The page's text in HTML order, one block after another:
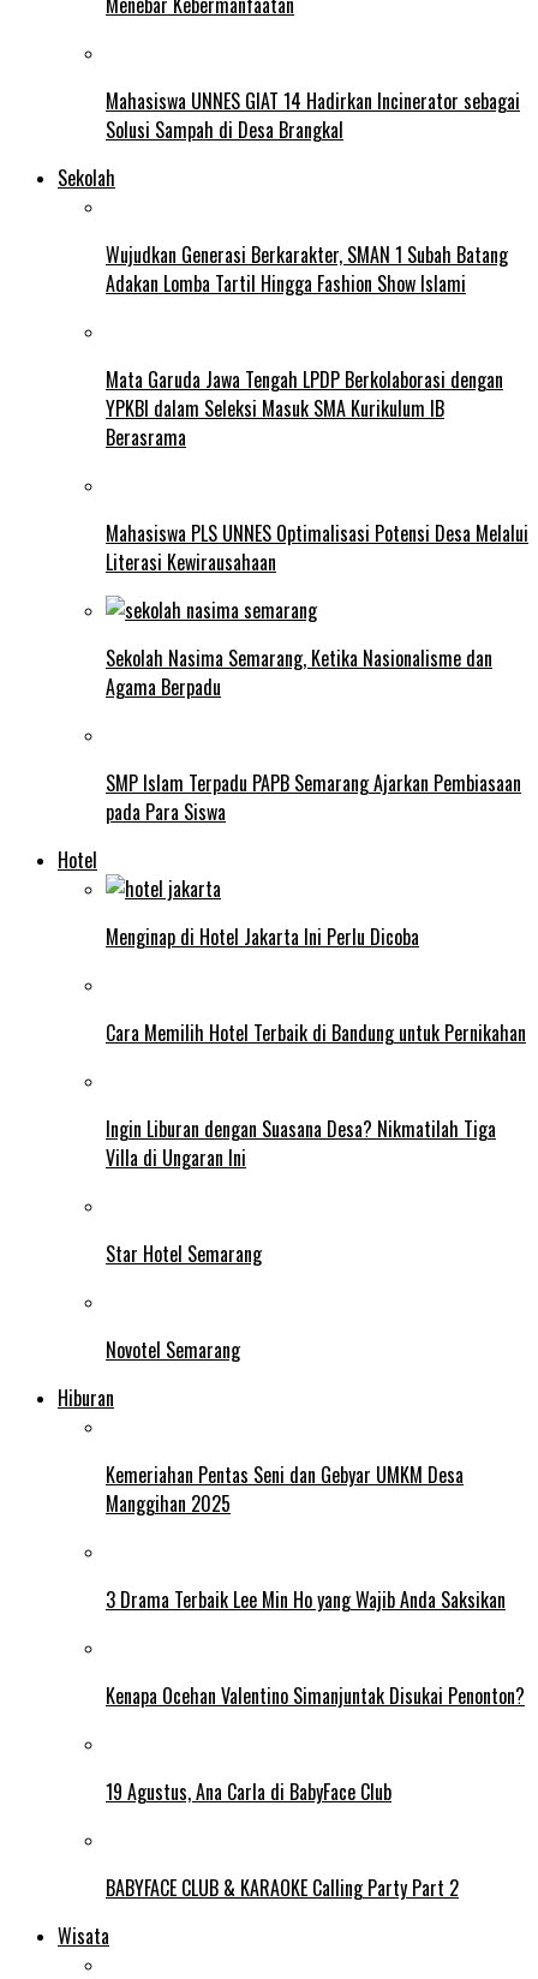
Mahasiswa UNNES GIAT 14 Hadirkan Incinerator sebagai
Solusi Sampah di Desa Brangkal
Sekolah
Wujudkan Generasi Berkarakter, SMAN 1 Subah Batang
Adakan Lomba Tartil Hingga Fashion Show Islami
Mata Garuda Jawa Tengah LPDP Berkolaborasi dengan
YPKBI dalam Seleksi Masuk SMA Kurikulum IB
Berasrama
Mahasiswa PLS UNNES Optimalisasi Potensi Desa Melalui
Literasi Kewirausahaan
Sekolah Nasima Semarang, Ketika Nasionalisme dan
Agama Berpadu
SMP Islam Terpadu PAPB Semarang Ajarkan Pembiasaan
pada Para Siswa
Hotel
Menginap di Hotel Jakarta Ini Perlu Dicoba
Cara Memilih Hotel Terbaik di Bandung untuk Pernikahan
Ingin Liburan dengan Suasana Desa? Nikmatilah Tiga
Villa di Ungaran Ini
Star Hotel Semarang
Novotel Semarang
Hiburan
Kemeriahan Pentas Seni dan Gebyar UMKM Desa
Manggihan 2025
3 Drama Terbaik Lee Min Ho yang Wajib Anda Saksikan
Kenapa Ocehan Valentino Simanjuntak Disukai Penonton?
19 Agustus, Ana Carla di BabyFace Club
BABYFACE CLUB & KARAOKE Calling Party Part 2
Wisata